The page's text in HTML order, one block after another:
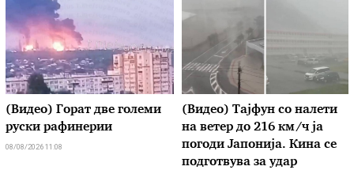
(Видео) Горат две големи
руски рафинерии
08/08/2026 11:08
(Видео) Тајфун со налети
на ветер до 216 км/ч ја
погоди Јапонија. Кина се
подготвува за удар